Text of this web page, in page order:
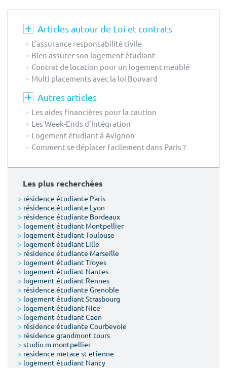
Articles autour de Loi et contrats
L’assurance responsabilité civile
Bien assurer son logement étudiant
Contrat de location pour un logement meublé
Multi placements avec la loi Bouvard
Autres articles
Les aides financières pour la caution
Les Week-Ends d’Intégration
Logement étudiant à Avignon
Comment se déplacer facilement dans Paris ?
Les plus recherchées
> résidence étudiante Paris
> résidence étudiante Lyon
> résidence étudiante Bordeaux
> logement étudiant Montpellier
> logement étudiant Toulouse
> logement étudiant Lille
> résidence étudiante Marseille
> logement étudiant Troyes
> logement étudiant Nantes
> logement étudiant Rennes
> résidence étudiante Grenoble
> logement étudiant Strasbourg
> logement étudiant Nice
> logement étudiant Caen
> résidence étudiante Courbevoie
> résidence grandmont tours
> studio m montpellier
> residence metare st etienne
> logement étudiant Nancy